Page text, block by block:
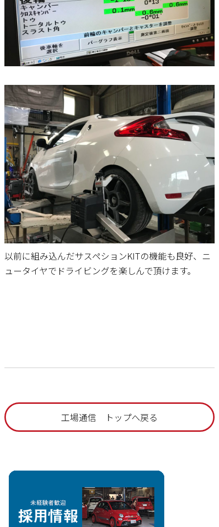
以前に組み込んだサスペションKITの機能も良好、ニ
ュータイヤでドライビングを楽しんで頂けます。
工場通信 トップへ戻る